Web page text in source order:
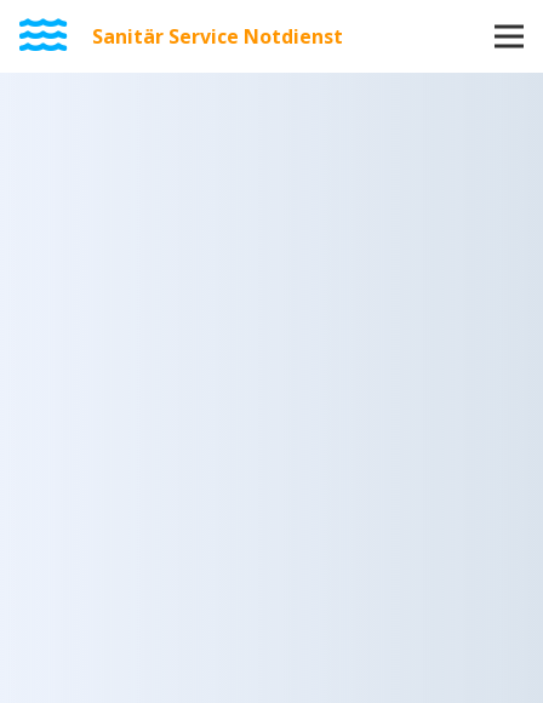
Sanitär Service Notdienst